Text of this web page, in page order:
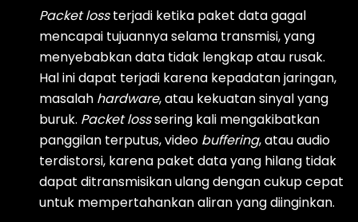
Packet lossterjadi ketika paket data gagal
mencapai tujuannya selama transmisi, yang
menyebabkan data tidak lengkap atau rusak.
Hal ini dapat terjadi karena kepadatan jaringan,
masalah hardware, atau kekuatan sinyal yang
buruk. Packet losssering kali mengakibatkan
panggilan terputus, video buffering, atau audio
terdistorsi, karena paket data yang hilang tidak
dapat ditransmisikan ulang dengan cukup cepat
untuk mempertahankan aliran yang diinginkan.